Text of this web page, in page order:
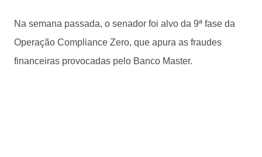
Na semana passada, o senador foi alvo da 9ª fase da
Operação Compliance Zero, que apura as fraudes
financeiras provocadas pelo Banco Master.